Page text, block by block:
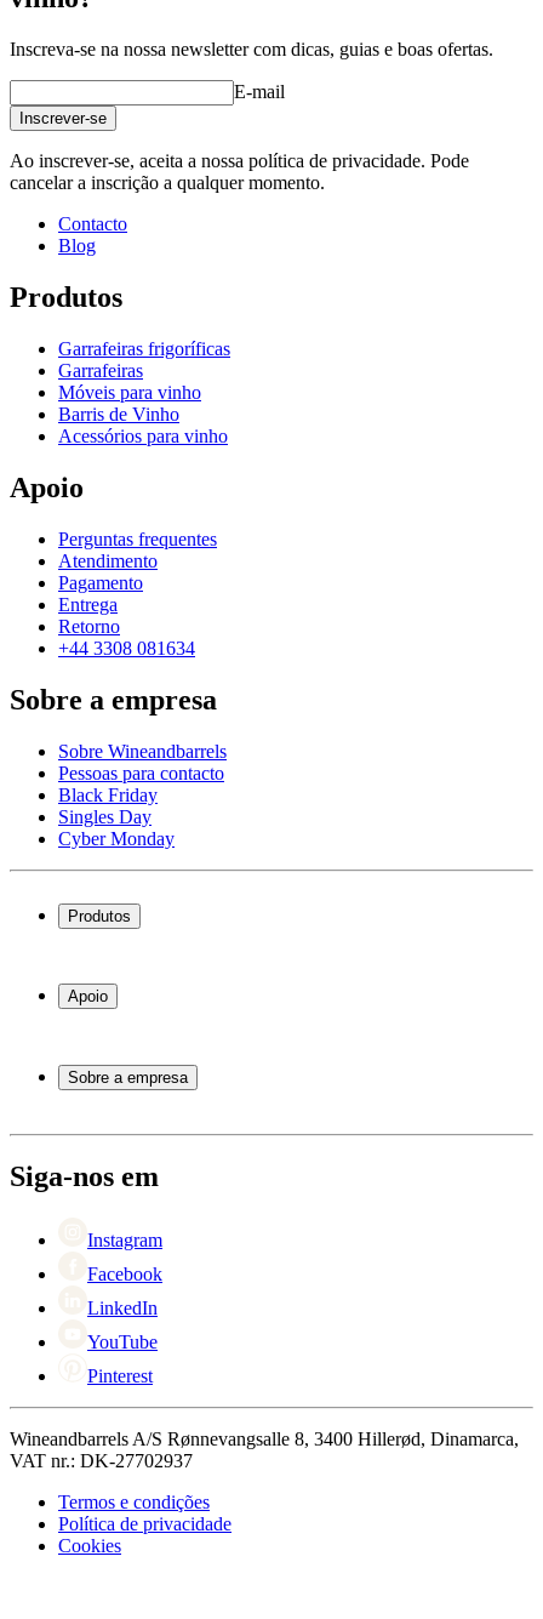
Altura (cm)10
Largura (cm)10
profundidade (cm)10
Status When Soldoutactive
Inscreva-se na nossa newsletter com dicas, guias e boas ofertas.
E-mail
Inscrever-se
Ao inscrever-se, aceita a nossa política de privacidade. Pode
cancelar a inscrição a qualquer momento.
Contacto
Blog
Produtos
Garrafeiras frigoríficas
Garrafeiras
Móveis para vinho
Barris de Vinho
Acessórios para vinho
Apoio
Perguntas frequentes
Atendimento
Pagamento
Entrega
Retorno
+44 3308 081634
Sobre a empresa
Sobre Wineandbarrels
Pessoas para contacto
Black Friday
Singles Day
Cyber Monday
Produtos
Garrafeiras
Móveis para vinho
Apoio
Atendimento
Pagamento
Retorno
Sobre a empresa
Black Friday
Singles Day
Siga-nos em
Instagram
Facebook
LinkedIn
YouTube
Pinterest
Wineandbarrels A/S Rønnevangsalle 8, 3400 Hillerød, Dinamarca,
VAT nr.: DK-27702937
Termos e condições
Política de privacidade
Cookies